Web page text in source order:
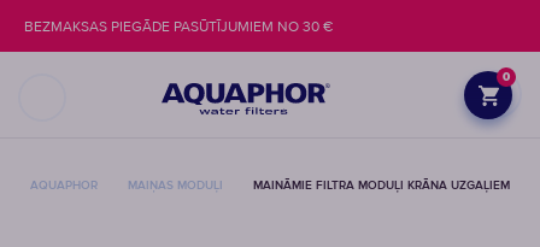
0
BEZMAKSAS PIEGĀDE PASŪTĪJUMIEM NO 30 €
AQUAPHOR MAIŅAS MODUĻI MAINĀMIE FILTRA MODUĻI KRĀNA UZGAĻIEM